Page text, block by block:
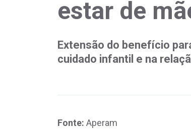
estar de
Extensão do benefício
cuidado infantil e na
Fonte: Aperam